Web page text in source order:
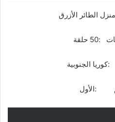
الطائر الأزرق
حلقة
الجنوبية
:الأول